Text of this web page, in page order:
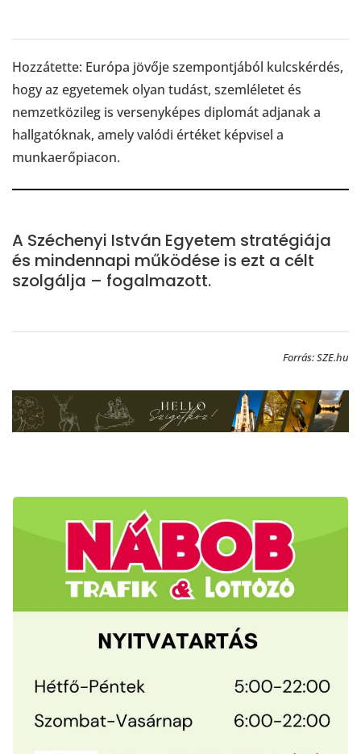
Hozzátette: Európa jövője szempontjából kulcskérdés,
hogy az egyetemek olyan tudást, szemléletet és
nemzetközileg is versenyképes diplomát adjanak a
hallgatóknak, amely valódi értéket képvisel a
munkaerőpiacon.
A Széchenyi István Egyetem stratégiája
és mindennapi működése is ezt a célt
szolgálja – fogalmazott.
Forrás: SZE.hu